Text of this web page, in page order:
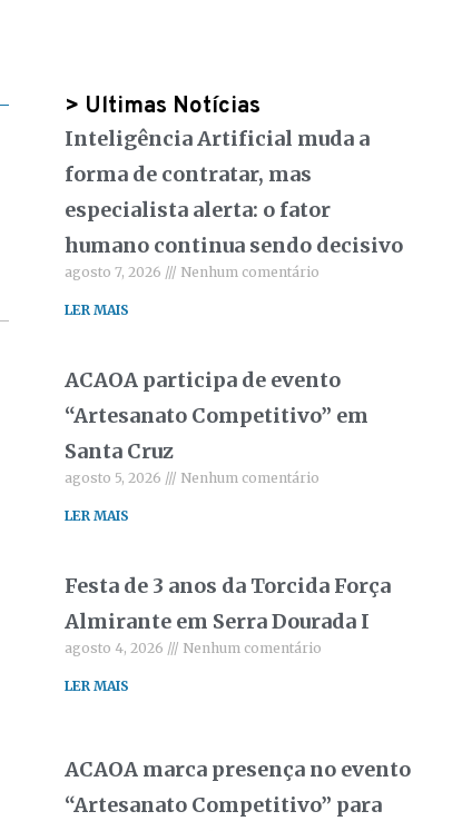
> Ultimas Notícias
Inteligência Artificial muda a
forma de contratar, mas
especialista alerta: o fator
humano continua sendo decisivo
agosto 7, 2026 Nenhum comentário
LER MAIS
ACAOA participa de evento
“Artesanato Competitivo” em
Santa Cruz
agosto 5, 2026 Nenhum comentário
LER MAIS
Festa de 3 anos da Torcida Força
Almirante em Serra Dourada I
agosto 4, 2026 Nenhum comentário
LER MAIS
ACAOA marca presença no evento
“Artesanato Competitivo” para